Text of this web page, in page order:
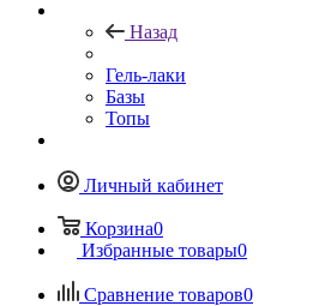
Назад
Гель-лаки
Базы
Топы
Личный кабинет
Корзина0
Избранные товары0
Сравнение товаров0